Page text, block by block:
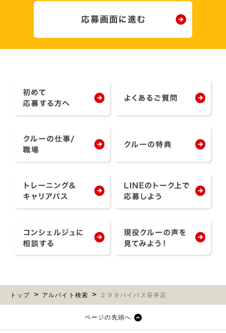
トップ アルバイト検索 ２９９バイパス笹井店
ページの先頭へ